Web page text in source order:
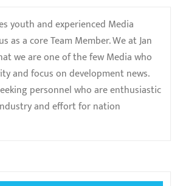
youth and experienced Media
as a core Team Member. We at Jan
we are one of the few Media who
and focus on development news.
personnel who are enthusiastic
and effort for nation